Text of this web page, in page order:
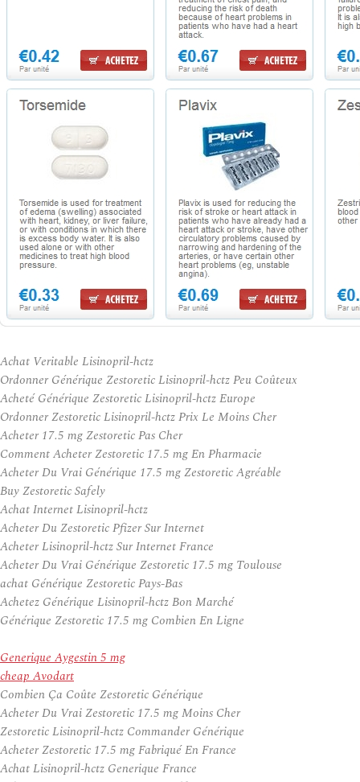
Achat Veritable Lisinopril-hctz
Ordonner Générique Zestoretic Lisinopril-hctz Peu Coûteux
Acheté Générique Zestoretic Lisinopril-hctz Europe
Ordonner Zestoretic Lisinopril-hctz Prix Le Moins Cher
Acheter 17.5 mg Zestoretic Pas Cher
Comment Acheter Zestoretic 17.5 mg En Pharmacie
Acheter Du Vrai Générique 17.5 mg Zestoretic Agréable
Buy Zestoretic Safely
Achat Internet Lisinopril-hctz
Acheter Du Zestoretic Pfizer Sur Internet
Acheter Lisinopril-hctz Sur Internet France
Acheter Du Vrai Générique Zestoretic 17.5 mg Toulouse
achat Générique Zestoretic Pays-Bas
Achetez Générique Lisinopril-hctz Bon Marché
Générique Zestoretic 17.5 mg Combien En Ligne
Generique Aygestin 5 mg
cheap Avodart
Combien Ça Coûte Zestoretic Générique
Acheter Du Vrai Zestoretic 17.5 mg Moins Cher
Zestoretic Lisinopril-hctz Commander Générique
Acheter Zestoretic 17.5 mg Fabriqué En France
Achat Lisinopril-hctz Generique France